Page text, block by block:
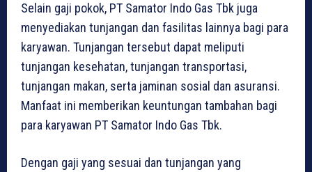
Selain gaji pokok, PT Samator Indo Gas Tbk juga
menyediakan tunjangan dan fasilitas lainnya bagi para
karyawan. Tunjangan tersebut dapat meliputi
tunjangan kesehatan, tunjangan transportasi,
tunjangan makan, serta jaminan sosial dan asuransi.
Manfaat ini memberikan keuntungan tambahan bagi
para karyawan PT Samator Indo Gas Tbk.
Dengan gaji yang sesuai dan tunjangan yang